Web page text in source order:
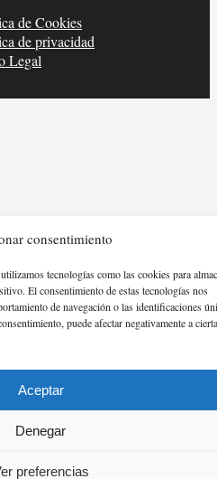
consentimiento
tecnologías como las cookies para
El consentimiento de estas tecnologías nos
de navegación o las identificaciones
puede afectar negativamente a
Aceptar
Denegar
preferencias
de Cookies
de privacidad
Legal